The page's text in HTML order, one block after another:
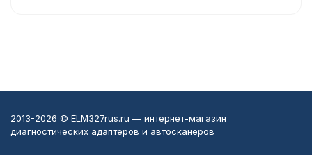
2013-2026 © ELM327rus.ru — интернет-магазин
диагностических адаптеров и автосканеров